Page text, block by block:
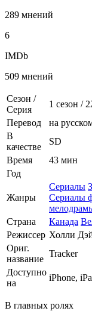
289 мнений
6
IMDb
509 мнений
Сезон /
Серия
1 сезон /
Перевод
на
В
качестве
SD
Время
43 мин
Год
Жанры
Сериалы
Сериалы
Страна
Канада
Режиссер Холли
Ориг.
название
Tracker
Доступно
на
iPhone,
В главных ролях